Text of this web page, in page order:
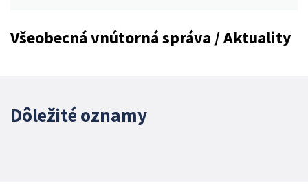
Všeobecná vnútorná správa / Aktuality
Dôležité oznamy